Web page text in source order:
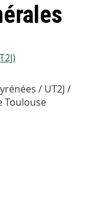
/ UT2J /
Toulouse